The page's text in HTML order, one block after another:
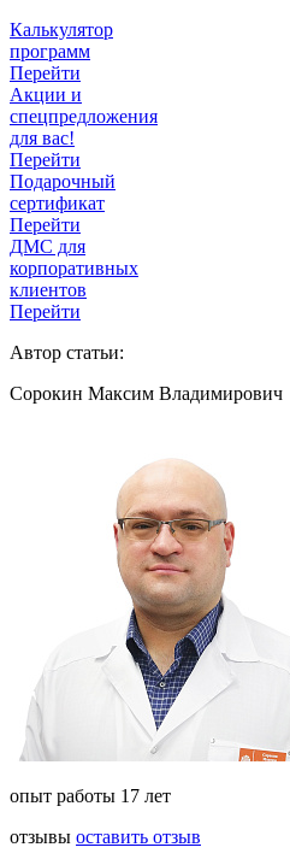
Калькулятор
программ
Перейти
Акции и
спецпредложения
для вас!
Перейти
Подарочный
сертификат
Перейти
ДМС для
корпоративных
клиентов
Перейти
Автор статьи:
Сорокин Максим Владимирович
опыт работы 17 лет
отзывы оставить отзыв